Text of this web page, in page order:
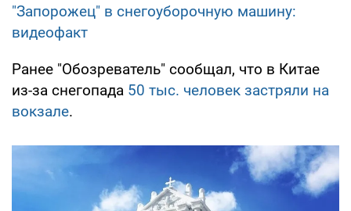
"Запорожец" в снегоуборочную машину:
видеофакт
Ранее "Обозреватель" сообщал, что в Китае
из-за снегопада 50 тыс. человек застряли на
вокзале.